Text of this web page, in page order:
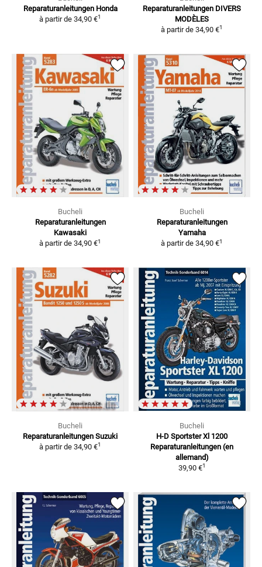
Reparaturanleitungen Honda
à partir de 34,90 €1
Reparaturanleitungen DIVERS
MODÈLES
à partir de 34,90 €1
Bucheli
Reparaturanleitungen
Kawasaki
à partir de 34,90 €1
Bucheli
Reparaturanleitungen
Yamaha
à partir de 34,90 €1
Bucheli
Reparaturanleitungen Suzuki
à partir de 34,90 €1
Bucheli
H-D Sportster Xl 1200
Reparaturanleitungen (en
allemand)
39,90 €1